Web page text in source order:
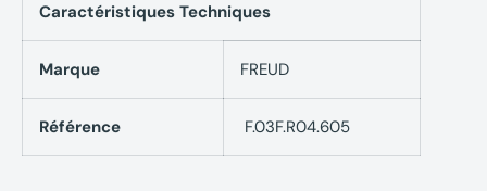
Caractéristiques Techniques
Marque FREUD
Référence F.03F.R04.605